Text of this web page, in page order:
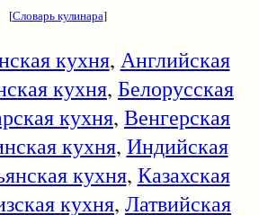
[Словарь кулинара]
кухня, Английская
кухня, Белорусская
кухня, Венгерская
кухня, Индийская
кухня, Казахская
кухня, Латвийская